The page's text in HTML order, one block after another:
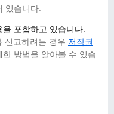
있습니다.
포함하고 있습니다.
신고하려는 경우 저작권
한 방법을 알아볼 수 있습